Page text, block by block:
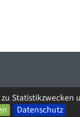
Statistikzwecken
Datenschutz